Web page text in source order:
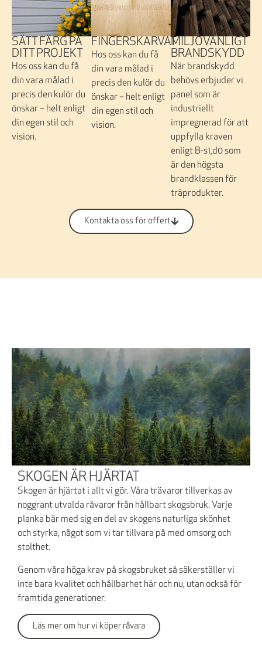
SÄTT FÄRG PÅ
DITT PROJEKT
Hos oss kan du få
din vara målad i
precis den kulör du
önskar – helt enligt
din egen stil och
vision.
FINGERSKARVAT
Hos oss kan du få
din vara målad i
precis den kulör du
önskar – helt enligt
din egen stil och
vision.
MILJÖVÄNLIGT
BRANDSKYDD
När brandskydd
behövs erbjuder vi
panel som är
industriellt
impregnerad för att
uppfylla kraven
enligt B-s1,d0 som
är den högsta
brandklassen för
träprodukter.
Kontakta oss för offert
SKOGEN ÄR HJÄRTAT
Skogen är hjärtat i allt vi gör. Våra trävaror tillverkas av
noggrant utvalda råvaror från hållbart skogsbruk. Varje
planka bär med sig en del av skogens naturliga skönhet
och styrka, något som vi tar tillvara på med omsorg och
stolthet.
Genom våra höga krav på skogsbruket så säkerställer vi
inte bara kvalitet och hållbarhet här och nu, utan också för
framtida generationer.
Läs mer om hur vi köper råvara